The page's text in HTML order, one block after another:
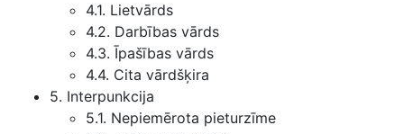
4.1. Lietvārds
4.2. Darbības vārds
4.3. Īpašības vārds
4.4. Cita vārdšķira
5. Interpunkcija
5.1. Nepiemērota pieturzīme